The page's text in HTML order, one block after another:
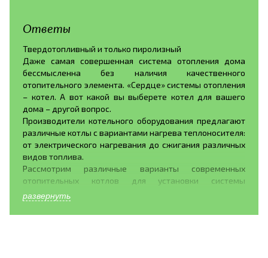
Ответы
Твердотопливный и только пиролизный
Даже самая совершенная система отопления дома
бессмысленна без наличия качественного
отопительного элемента. «Сердце» системы отопления
– котел. А вот какой вы выберете котел для вашего
дома – другой вопрос.
Производители котельного оборудования предлагают
различные котлы с вариантами нагрева теплоносителя:
от электрического нагревания до сжигания различных
видов топлива.
Рассмотрим различные варианты современных
отопительных котлов для установки системы
отопления дома.
Газовые котлы. Газовое оборудование обладает рядом
достоинств, это- широкое распространение топлива,
развернуть